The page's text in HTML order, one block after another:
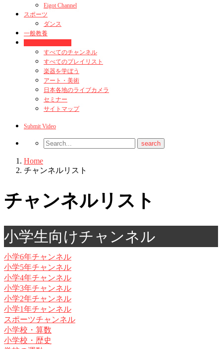
Eigot Channel
スポーツ
ダンス
一般教養
すべてのチャンネル
すべてのプレイリスト
楽器を学ぼう
アート・美術
日本各地のライブカメラ
セミナー
サイトマップ
Submit Video
Home
チャンネルリスト
チャンネルリスト
小学生向けチャンネル
小学6年チャンネル
小学5年チャンネル
小学4年チャンネル
小学3年チャンネル
小学2年チャンネル
小学1年チャンネル
スポーツチャンネル
小学校・算数
小学校・歴史